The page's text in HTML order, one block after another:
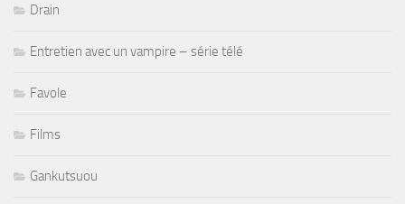
Drain
Entretien avec un vampire – série télé
Favole
Films
Gankutsuou